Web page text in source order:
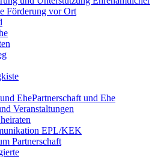
Förderung vor Ort
Partnerschaft und Ehe
Veranstaltungen
EPL/KEK
Partnerschaft